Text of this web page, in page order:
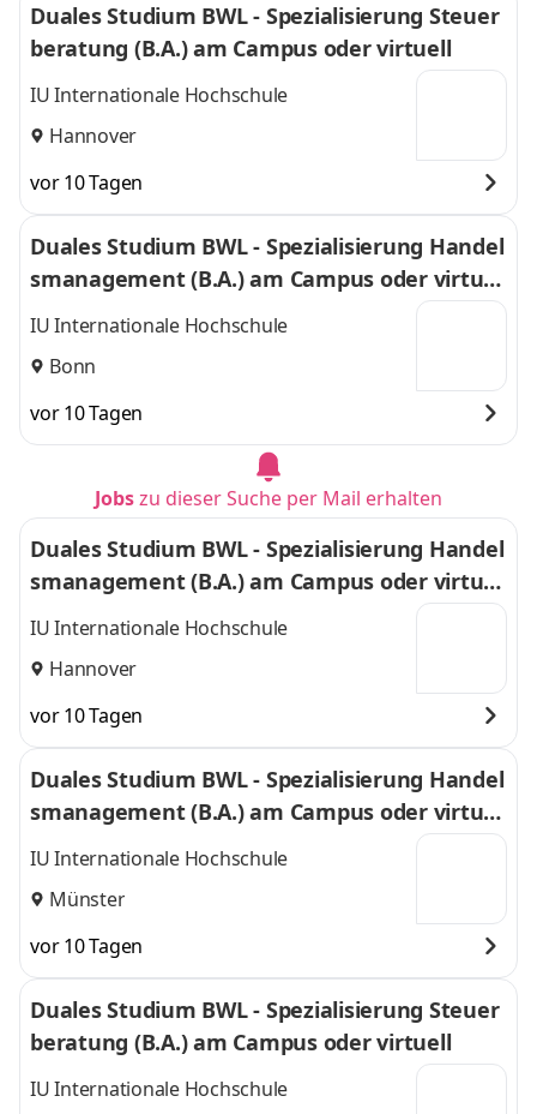
Duales Studium BWL - Spezialisierung Steuer
beratung (B.A.) am Campus oder virtuell
IU Internationale Hochschule
Hannover
vor 10 Tagen
Duales Studium BWL - Spezialisierung Handel
smanagement (B.A.) am Campus oder virtuel
l
IU Internationale Hochschule
Bonn
vor 10 Tagen
Jobszu dieser Suche per Mail erhalten
Duales Studium BWL - Spezialisierung Handel
smanagement (B.A.) am Campus oder virtuel
l
IU Internationale Hochschule
Hannover
vor 10 Tagen
Duales Studium BWL - Spezialisierung Handel
smanagement (B.A.) am Campus oder virtuel
l
IU Internationale Hochschule
Münster
vor 10 Tagen
Duales Studium BWL - Spezialisierung Steuer
beratung (B.A.) am Campus oder virtuell
IU Internationale Hochschule